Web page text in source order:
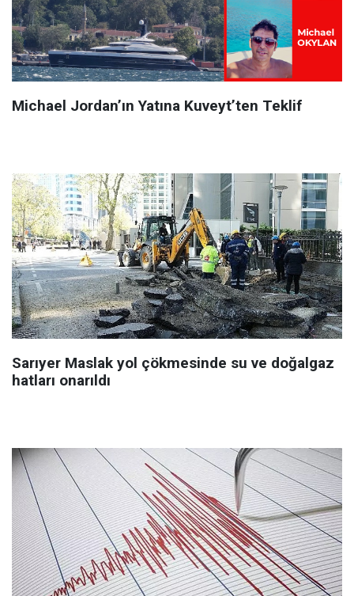
Michael Jordan’ın Yatına Kuveyt’ten Teklif
Sarıyer Maslak yol çökmesinde su ve doğalgaz
hatları onarıldı